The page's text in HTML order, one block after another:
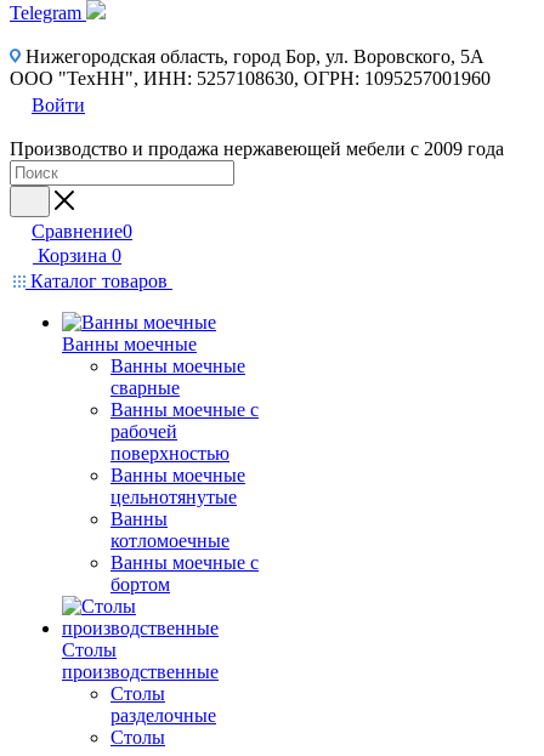
Telegram
Нижегородская область, город Бор, ул. Воровского, 5А
ООО "ТехНН", ИНН: 5257108630, ОГРН: 1095257001960
Войти
Производство и продажа нержавеющей мебели с 2009 года
Сравнение0
Корзина 0
Каталог товаров
Ванны моечные
Ванны моечные
сварные
Ванны моечные с
рабочей
поверхностью
Ванны моечные
цельнотянутые
Ванны
котломоечные
Ванны моечные с
бортом
Столы
производственные
Столы
разделочные
Столы